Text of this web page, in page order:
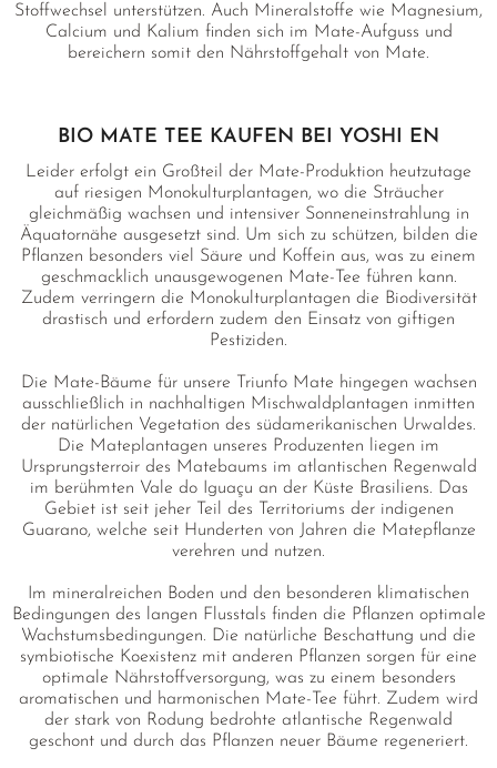
Stoffwechsel unterstützen. Auch Mineralstoffe wie Magnesium,
Calcium und Kalium finden sich im Mate-Aufguss und
bereichern somit den Nährstoffgehalt von Mate.
BIO MATE TEE KAUFEN BEI YOSHI EN
Leider erfolgt ein Großteil der Mate-Produktion heutzutage
auf riesigen Monokulturplantagen, wo die Sträucher
gleichmäßig wachsen und intensiver Sonneneinstrahlung in
Äquatornähe ausgesetzt sind. Um sich zu schützen, bilden die
Pflanzen besonders viel Säure und Koffein aus, was zu einem
geschmacklich unausgewogenen Mate-Tee führen kann.
Zudem verringern die Monokulturplantagen die Biodiversität
drastisch und erfordern zudem den Einsatz von giftigen
Pestiziden.
Die Mate-Bäume für unsere Triunfo Mate hingegen wachsen
ausschließlich in nachhaltigen Mischwaldplantagen inmitten
der natürlichen Vegetation des südamerikanischen Urwaldes.
Die Mateplantagen unseres Produzenten liegen im
Ursprungsterroir des Matebaums im atlantischen Regenwald
im berühmten Vale do Iguaçu an der Küste Brasiliens. Das
Gebiet ist seit jeher Teil des Territoriums der indigenen
Guarano, welche seit Hunderten von Jahren die Matepflanze
verehren und nutzen.
Im mineralreichen Boden und den besonderen klimatischen
Bedingungen des langen Flusstals finden die Pflanzen optimale
Wachstumsbedingungen. Die natürliche Beschattung und die
symbiotische Koexistenz mit anderen Pflanzen sorgen für eine
optimale Nährstoffversorgung, was zu einem besonders
aromatischen und harmonischen Mate-Tee führt. Zudem wird
der stark von Rodung bedrohte atlantische Regenwald
geschont und durch das Pflanzen neuer Bäume regeneriert.